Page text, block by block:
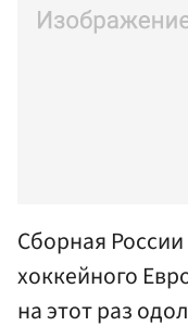
Сборная
хоккейного
на этот раз